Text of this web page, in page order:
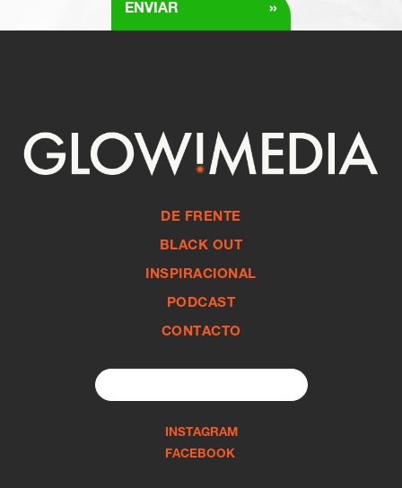
ENVIAR »
DE FRENTE
BLACK OUT
INSPIRACIONAL
PODCAST
CONTACTO
for:
INSTAGRAM
FACEBOOK